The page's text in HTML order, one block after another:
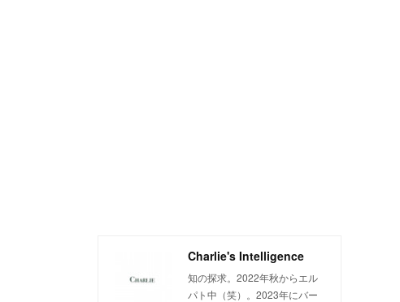
Charlie's Intelligence
知の探求。2022年秋からエル
パト中（笑）。2023年にバー